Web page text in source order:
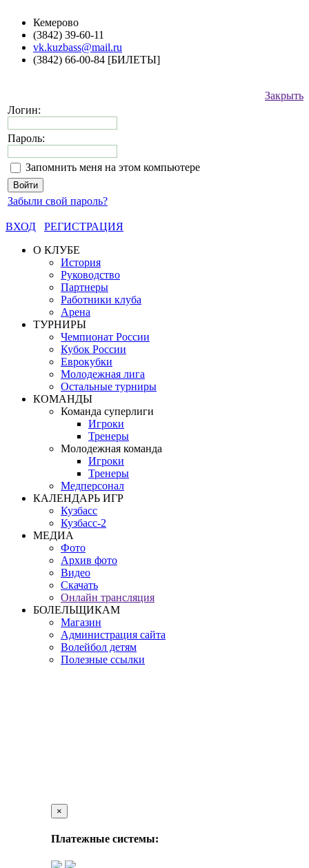
Кемерово
(3842) 39-60-11
vk.kuzbass@mail.ru
(3842) 66-00-84 [БИЛЕТЫ]
Закрыть
Логин:
Пароль:
Запомнить меня на этом компьютере
Забыли свой пароль?
ВХОД
РЕГИСТРАЦИЯ
О КЛУБЕ
История
Руководство
Партнеры
Работники клуба
Арена
ТУРНИРЫ
Чемпионат России
Кубок России
Еврокубки
Молодежная лига
Остальные турниры
КОМАНДЫ
Команда суперлиги
Игроки
Тренеры
Молодежная команда
Игроки
Тренеры
Медперсонал
КАЛЕНДАРЬ ИГР
Кузбасс
Кузбасс-2
МЕДИА
Фото
Архив фото
Видео
Скачать
Онлайн трансляция
БОЛЕЛЬЩИКАМ
Магазин
Администрация сайта
Волейбол детям
Полезные ссылки
×
Платежные системы: